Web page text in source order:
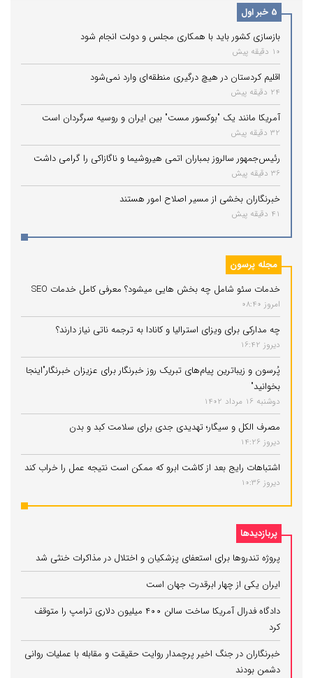
5 خبر اول
بازسازی کشور باید با همکاری مجلس و دولت انجام شود
10 دقیقه پیش
اقلیم کردستان در هیچ درگیری منطقه‌ای وارد نمی‌شود
24 دقیقه پیش
آمریکا مانند یک "بوکسور مست" بین ایران و روسیه سرگردان است
32 دقیقه پیش
رئیس‌جمهور سالروز بمباران اتمی هیروشیما و ناگازاکی را گرامی داشت
36 دقیقه پیش
خبرنگاران بخشی از مسیر اصلاح امور هستند
41 دقیقه پیش
مجله پرسون
خدمات سئو شامل چه بخش هایی میشود؟ معرفی کامل خدمات SEO
امروز 08:40
چه مدارکی برای ویزای استرالیا و کانادا به ترجمه ناتی نیاز دارند؟
دیروز 16:42
پُرسون و زیباترین پیام‌های تبریک روز خبرنگار برای عزیزان خبرنگار"اینجا
بخوانید"
دوشنبه 16 مرداد 1402
مصرف الکل و سیگار؛ تهدیدی جدی برای سلامت کبد و بدن
دیروز 14:26
اشتباهات رایج بعد از کاشت ابرو که ممکن است نتیجه عمل را خراب کند
دیروز 10:36
پربازدیدها
پروژه تندروها برای استعفای پزشکیان و اختلال در مذاکرات خنثی شد
ایران یکی از چهار ابرقدرت جهان است
دادگاه فدرال آمریکا ساخت سالن ۴۰۰ میلیون دلاری ترامپ را متوقف
کرد
خبرنگاران در جنگ اخیر پرچمدار روایت حقیقت و مقابله با عملیات روانی
دشمن بودند